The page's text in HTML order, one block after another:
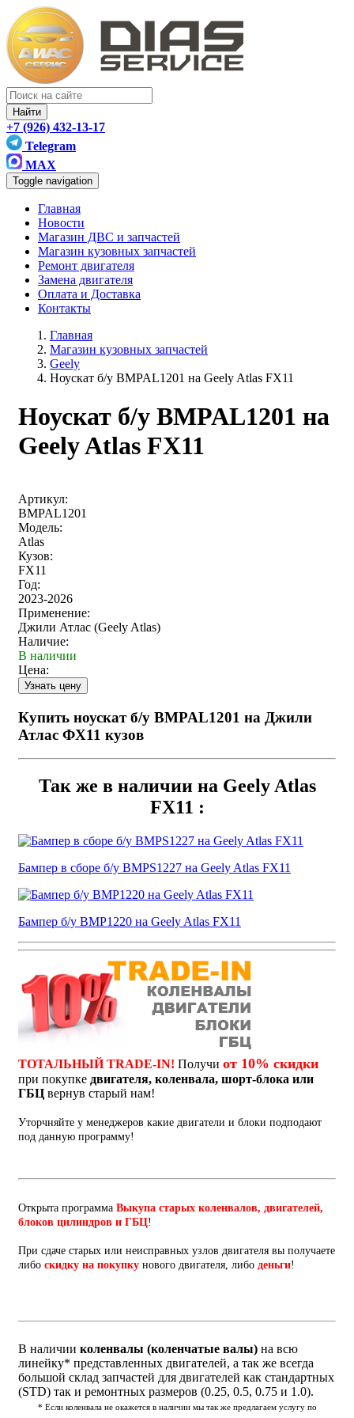
Найти
+7 (926) 432-13-17
Telegram
MAX
Toggle navigation
Главная
Новости
Магазин ДВС и запчастей
Магазин кузовных запчастей
Ремонт двигателя
Замена двигателя
Оплата и Доставка
Контакты
Главная
Магазин кузовных запчастей
Geely
Ноускат б/у BMPAL1201 на Geely Atlas FX11
Ноускат б/у BMPAL1201 на
Geely Atlas FX11
Артикул:
BMPAL1201
Модель:
Atlas
Кузов:
FX11
Год:
2023-2026
Применение:
Джили Атлас (Geely Atlas)
Наличие:
В наличии
Цена:
Купить ноускат б/у BMPAL1201 на Джили
Атлас ФХ11 кузов
Так же в наличии на Geely Atlas
FX11 :
Бампер в сборе б/у BMPS1227 на Geely Atlas FX11
Бампер б/у BMP1220 на Geely Atlas FX11
ТОТАЛЬНЫЙ TRADE-IN! Получи от 10% скидки
при покупке двигателя, коленвала, шорт-блока или
ГБЦ вернув старый нам!
Уторчняйте у менеджеров какие двигатели и блоки подподают
под данную программу!
Открыта программа Выкупа старых коленвалов, двигателей,
блоков цилиндров и ГБЦ!
При сдаче старых или неисправных узлов двигателя вы получаете
либо скидку на покупку нового двигателя, либо деньги!
В наличии коленвалы (коленчатые валы) на всю
линейку* представленных двигателей, а так же всегда
большой склад запчастей для двигателей как стандартных
(STD) так и ремонтных размеров (0.25, 0.5, 0.75 и 1.0).
* Если коленвала не окажется в наличии мы так же предлагаем услугу по